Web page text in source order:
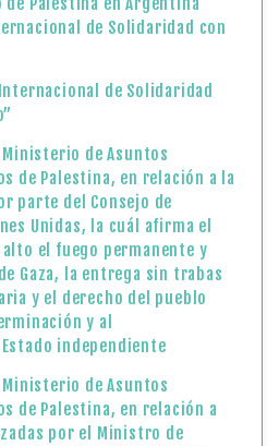
de Solidaridad con
de Solidaridad
de Asuntos
de Palestina, en relación a la
parte del Consejo de
Unidas, la cuál afirma el
el fuego permanente y
Gaza, la entrega sin trabas
y el derecho del pueblo
y al
independiente
de Asuntos
de Palestina, en relación a
por el Ministro de